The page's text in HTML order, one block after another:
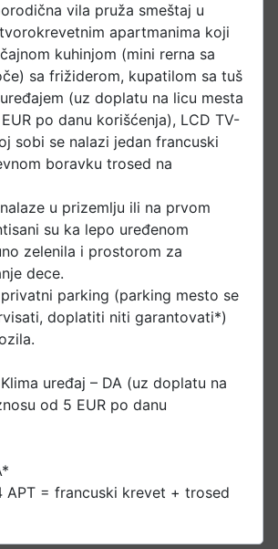
vila pruža smeštaj u
apartmanima koji
kuhinjom (mini rerna sa
sa frižiderom, kupatilom sa tuš
(uz doplatu na licu mesta
po danu korišćenja), LCD TV-
sobi se nalazi jedan francuski
boravku trosed na
u prizemlju ili na prvom
su ka lepo uređenom
zelenila i prostorom za
dece.
parking (parking mesto se
doplatiti niti garantovati*)
uređaj – DA (uz doplatu na
od 5 EUR po danu
APT = francuski krevet + trosed